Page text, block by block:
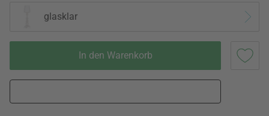
glasklar
In den Warenkorb